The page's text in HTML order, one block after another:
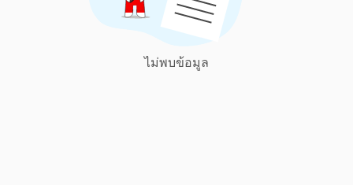
ไม่พบข้อมูล